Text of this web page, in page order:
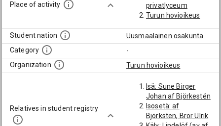
Place of activity
privatlyceum
Turun hovioikeus
Student nation
Uusmaalainen osakunta
Category
-
Organization
Turun hovioikeus
Relatives in student registry
Isä: Sune Birger
Johan af Björkestén
Isosetä: af
Björksten, Bror Ulrik